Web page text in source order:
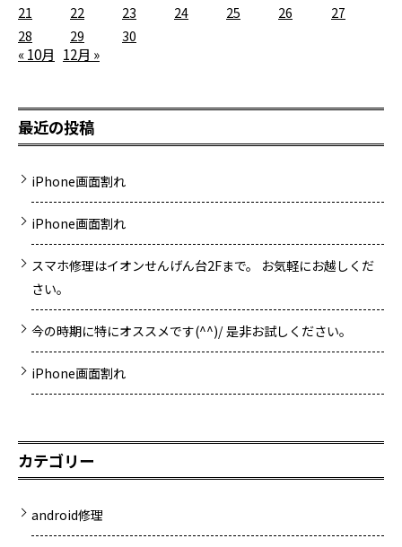
21
22 23 24 25 26
27
28
29 30
« 10月 12月 »
最近の投稿
iPhone画面割れ
iPhone画面割れ
スマホ修理はイオンせんげん台2Fまで。 お気軽にお越しくだ
さい。
今の時期に特にオススメです(^^)/ 是非お試しください。
iPhone画面割れ
カテゴリー
android修理